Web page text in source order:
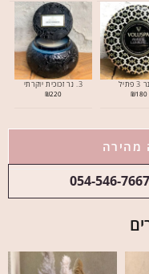
₪180
3. נר זכוכית יוקרתי
₪220
מהירה